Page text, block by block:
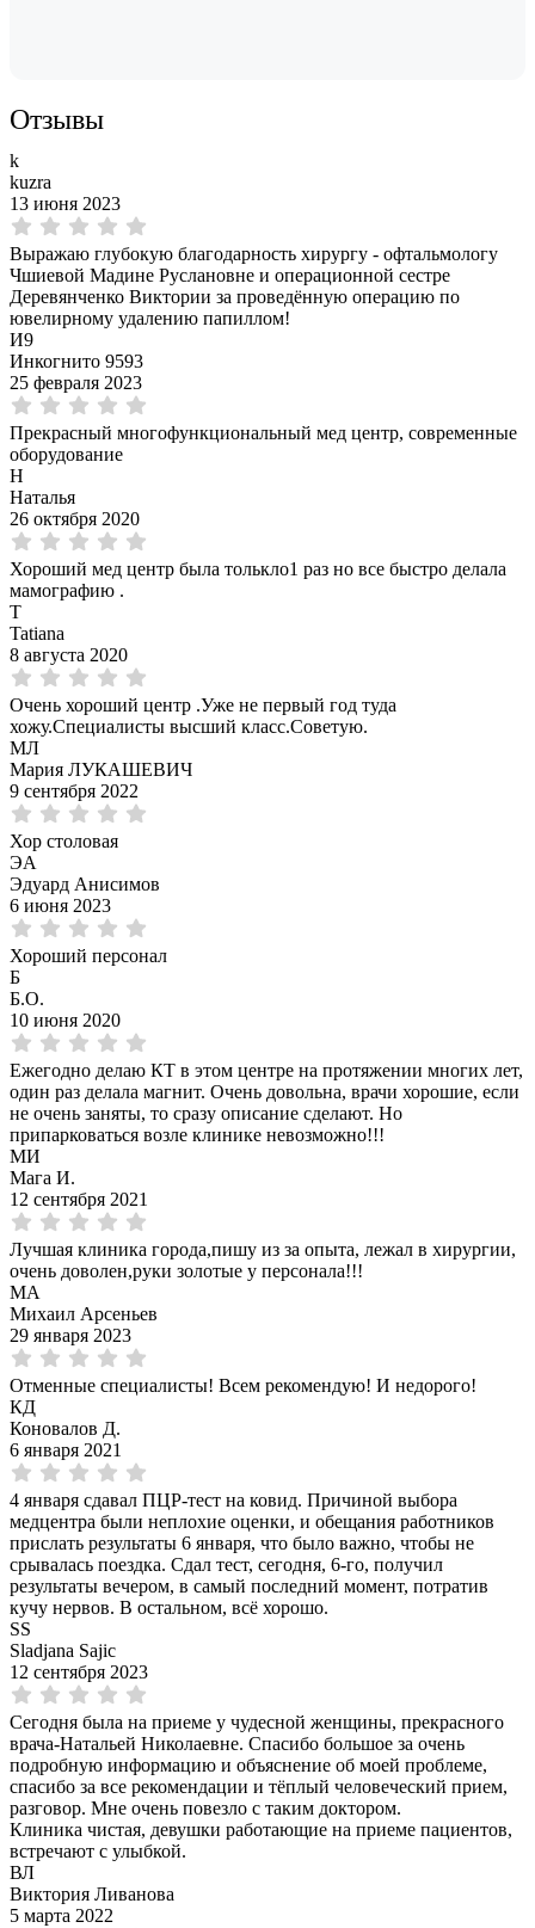
Отзывы
k
kuzra
13 июня 2023
Выражаю глубокую благодарность хирургу - офтальмологу
Чшиевой Мадине Руслановне и операционной сестре
Деревянченко Виктории за проведённую операцию по
ювелирному удалению папиллом!
И9
Инкогнито 9593
25 февраля 2023
Прекрасный многофункциональный мед центр, современные
оборудование
Н
Наталья
26 октября 2020
Хороший мед центр была толькло1 раз но все быстро делала
мамографию .
T
Tatiana
8 августа 2020
Очень хороший центр .Уже не первый год туда
хожу.Специалисты высший класс.Советую.
МЛ
Мария ЛУКАШЕВИЧ
9 сентября 2022
Хор столовая
ЭА
Эдуард Анисимов
6 июня 2023
Хороший персонал
Б
Б.О.
10 июня 2020
Ежегодно делаю КТ в этом центре на протяжении многих лет,
один раз делала магнит. Очень довольна, врачи хорошие, если
не очень заняты, то сразу описание сделают. Но
припарковаться возле клинике невозможно!!!
МИ
Мага И.
12 сентября 2021
Лучшая клиника города,пишу из за опыта, лежал в хирургии,
очень доволен,руки золотые у персонала!!!
МА
Михаил Арсеньев
29 января 2023
Отменные специалисты! Всем рекомендую! И недорого!
КД
Коновалов Д.
6 января 2021
4 января сдавал ПЦР-тест на ковид. Причиной выбора
медцентра были неплохие оценки, и обещания работников
прислать результаты 6 января, что было важно, чтобы не
срывалась поездка. Сдал тест, сегодня, 6-го, получил
результаты вечером, в самый последний момент, потратив
кучу нервов. В остальном, всё хорошо.
SS
Sladjana Sajic
12 сентября 2023
Сегодня была на приеме у чудесной женщины, прекрасного
врача-Натальей Николаевне. Спасибо большое за очень
подробную информацию и объяснение об моей проблеме,
спасибо за все рекомендации и тёплый человеческий прием,
разговор. Мне очень повезло с таким доктором.
Клиника чистая, девушки работающие на приеме пациентов,
встречают с улыбкой.
ВЛ
Виктория Ливанова
5 марта 2022